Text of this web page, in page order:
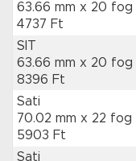
63.66 mm x 20 fog
4737 Ft
SIT
63.66 mm x 20 fog
8396 Ft
Sati
70.02 mm x 22 fog
5903 Ft
Sati